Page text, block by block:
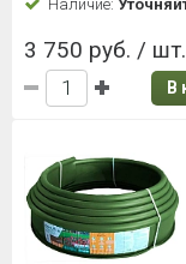
Наличие:
3 750 руб. / шт.
В